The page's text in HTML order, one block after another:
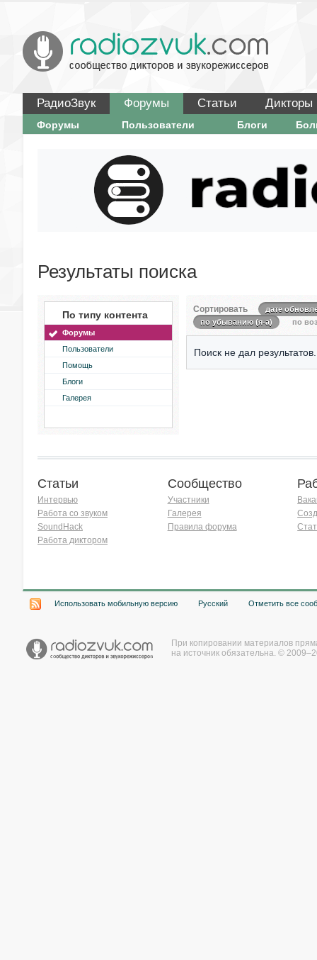
РадиоЗвук Форумы Статьи Дикторы
Форумы Пользователи Блоги
Результаты поиска
По типу контента
Форумы
Пользователи
Помощь
Блоги
Галерея
Сортировать
дате
по убыванию (я-а)
по
Поиск не дал результатов.
Статьи
Интервью
Работа со звуком
SoundHack
Работа диктором
Сообщество
Участники
Галерея
Правила форума
Использовать мобильную версию Русский Отметить все
При копировании материалов
на источник обязательна. ©